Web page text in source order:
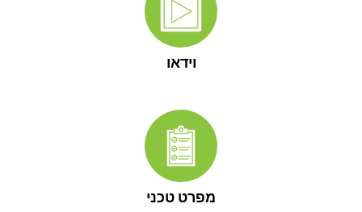
וידאו
מפרט טכני